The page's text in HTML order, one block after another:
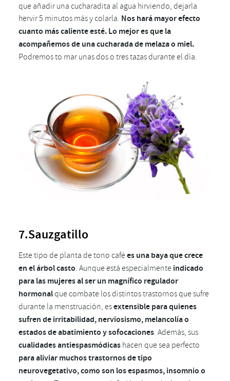
que añadir una cucharadita al agua hirviendo, dejarla
hervir 5 minutos más y colarla. Nos hará mayor efecto
cuanto más caliente esté.Lo mejor es que la
acompañemos de una cucharada de melaza o miel.
Podremos to mar unas dos o tres tazas durante el día.
7.Sauzgatillo
Este tipo de planta de tono cafées una baya que crece
en el árbol casto. Aunque está especialmente indicado
para las mujeres al ser un magnífico regulador
hormonalque combate los distintos trastornos que sufre
durante la menstruación, esextensible para quienes
sufren de irritabilidad, nerviosismo, melancolía o
estados de abatimiento y sofocaciones. Además, sus
cualidades antiespasmódicas hacen que sea perfecto
para aliviar muchos trastornos de tipo
neurovegetativo, como son los espasmos, insomnio o